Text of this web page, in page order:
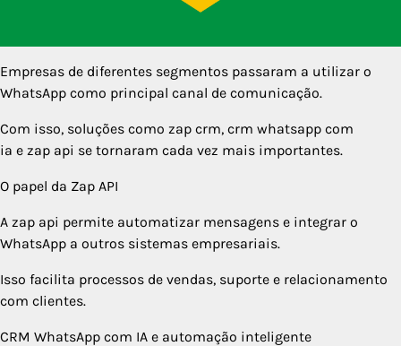
Empresas de diferentes segmentos passaram a utilizar o
WhatsApp como principal canal de comunicação.
Com isso, soluções como zap crm, crm whatsapp com
ia e zap api se tornaram cada vez mais importantes.
O papel da Zap API
A zap api permite automatizar mensagens e integrar o
WhatsApp a outros sistemas empresariais.
Isso facilita processos de vendas, suporte e relacionamento
com clientes.
CRM WhatsApp com IA e automação inteligente